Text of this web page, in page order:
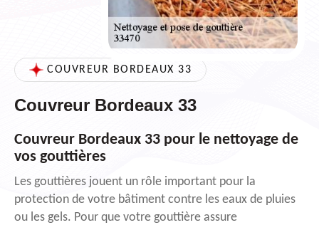
COUVREUR BORDEAUX 33
Couvreur Bordeaux 33
Couvreur Bordeaux 33 pour le nettoyage de
vos gouttières
Les gouttières jouent un rôle important pour la
protection de votre bâtiment contre les eaux de pluies
ou les gels. Pour que votre gouttière assure